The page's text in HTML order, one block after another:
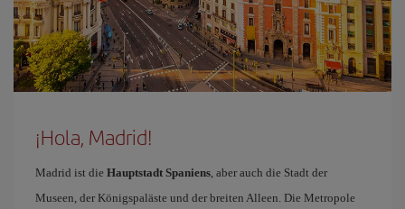
¡Hola, Madrid!
Madrid ist die Hauptstadt Spaniens, aber auch die Stadt der
Museen, der Königspaläste und der breiten Alleen. Die Metropole